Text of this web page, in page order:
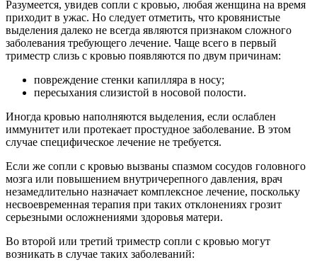
Разумеется, увидев сопли с кровью, любая женщина на время
приходит в ужас. Но следует отметить, что кровянистые
выделения далеко не всегда являются признаком сложного
заболевания требующего лечение. Чаще всего в первый
триместр слизь с кровью появляются по двум причинам:
повреждение стенки капилляра в носу;
пересыхания слизистой в носовой полости.
Иногда кровью наполняются выделения, если ослаблен
иммунитет или протекает простудное заболевание. В этом
случае специфическое лечение не требуется.
Если же сопли с кровью вызваны спазмом сосудов головного
мозга или повышением внутричерепного давления, врач
незамедлительно назначает комплексное лечение, поскольку
несвоевременная терапия при таких отклонениях грозит
серьезными осложнениями здоровья матери.
Во второй или третий триместр сопли с кровью могут
возникать в случае таких заболеваний: